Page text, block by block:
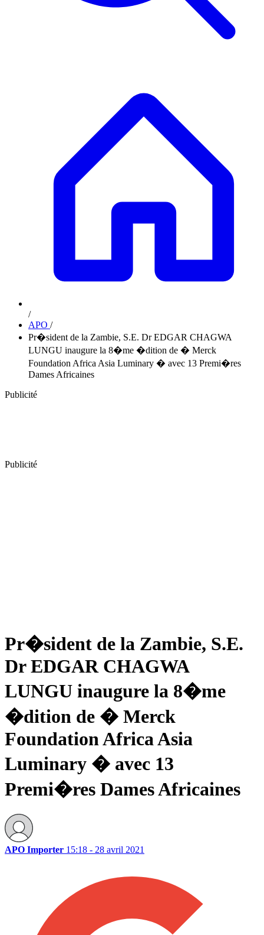
/
APO /
Pr�sident de la Zambie, S.E. Dr EDGAR CHAGWA
LUNGU inaugure la 8�me �dition de � Merck
Foundation Africa Asia Luminary � avec 13 Premi�res
Dames Africaines
Publicité
Publicité
Pr�sident de la Zambie, S.E.
Dr EDGAR CHAGWA
LUNGU inaugure la 8�me
�dition de � Merck
Foundation Africa Asia
Luminary � avec 13
Premi�res Dames Africaines
APO Importer 15:18 - 28 avril 2021